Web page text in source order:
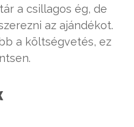
a csillagos ég, de
az ajándékot.
a költségvetés, ez